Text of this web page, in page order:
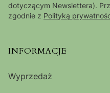
dotyczącym Newslettera).
zgodnie z Polityką
Linki w stopce
INFORMACJE
Wyprzedaż